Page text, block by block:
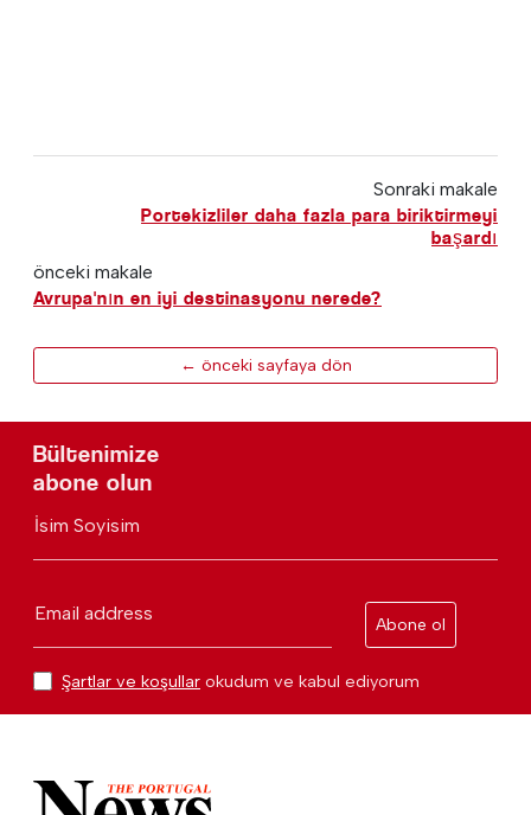
Sonraki makale
Portekizliler daha fazla para biriktirmeyi
başardı
önceki makale
Avrupa'nın en iyi destinasyonu nerede?
← önceki sayfaya dön
Bültenimize
abone olun
İsim Soyisim
Email address
Abone ol
Şartlar ve koşullar okudum ve kabul ediyorum